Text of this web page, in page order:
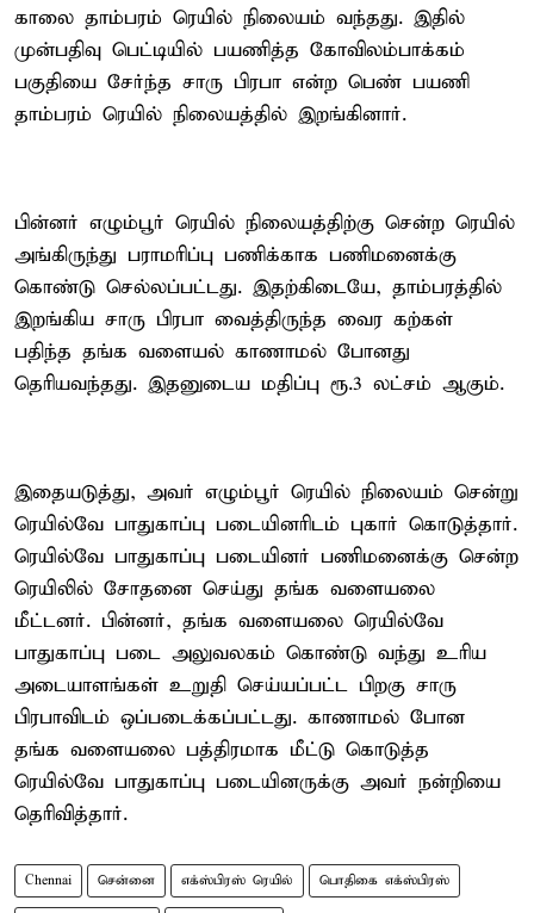
காலை தாம்பரம் ரெயில் நிலையம் வந்தது. இதில்
முன்பதிவு பெட்டியில் பயணித்த கோவிலம்பாக்கம்
பகுதியை சேர்ந்த சாரு பிரபா என்ற பெண் பயணி
தாம்பரம் ரெயில் நிலையத்தில் இறங்கினார்.
பின்னர் எழும்பூர் ரெயில் நிலையத்திற்கு சென்ற ரெயில்
அங்கிருந்து பராமரிப்பு பணிக்காக பணிமனைக்கு
கொண்டு செல்லப்பட்டது. இதற்கிடையே, தாம்பரத்தில்
இறங்கிய சாரு பிரபா வைத்திருந்த வைர கற்கள்
பதிந்த தங்க வளையல் காணாமல் போனது
தெரியவந்தது. இதனுடைய மதிப்பு ரூ.3 லட்சம் ஆகும்.
இதையடுத்து, அவர் எழும்பூர் ரெயில் நிலையம் சென்று
ரெயில்வே பாதுகாப்பு படையினரிடம் புகார் கொடுத்தார்.
ரெயில்வே பாதுகாப்பு படையினர் பணிமனைக்கு சென்ற
ரெயிலில் சோதனை செய்து தங்க வளையலை
மீட்டனர். பின்னர், தங்க வளையலை ரெயில்வே
பாதுகாப்பு படை அலுவலகம் கொண்டு வந்து உரிய
அடையாளங்கள் உறுதி செய்யப்பட்ட பிறகு சாரு
பிரபாவிடம் ஒப்படைக்கப்பட்டது. காணாமல் போன
தங்க வளையலை பத்திரமாக மீட்டு கொடுத்த
ரெயில்வே பாதுகாப்பு படையினருக்கு அவர் நன்றியை
தெரிவித்தார்.
Chennai சென்னை எக்ஸ்பிரஸ் ரெயில் பொதிகை எக்ஸ்பிரஸ்